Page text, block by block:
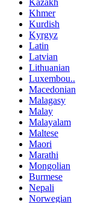
Khmer
Kurdish
Kyrgyz
Latin
Latvian
Lithuanian
Luxembou..
Macedonian
Malagasy
Malay
Malayalam
Maltese
Maori
Marathi
Mongolian
Burmese
Nepali
Norwegian